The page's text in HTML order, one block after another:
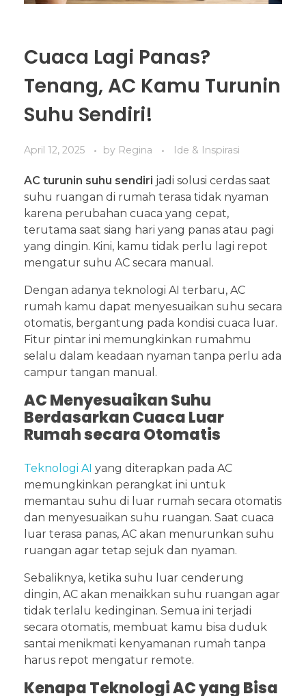
Cuaca Lagi Panas?
Tenang, AC Kamu Turunin
Suhu Sendiri!
April 12, 2025 by Regina Ide & Inspirasi
AC turunin suhu sendiri jadi solusi cerdas saat
suhu ruangan di rumah terasa tidak nyaman
karena perubahan cuaca yang cepat,
terutama saat siang hari yang panas atau pagi
yang dingin. Kini, kamu tidak perlu lagi repot
mengatur suhu AC secara manual.
Dengan adanya teknologi AI terbaru, AC
rumah kamu dapat menyesuaikan suhu secara
otomatis, bergantung pada kondisi cuaca luar.
Fitur pintar ini memungkinkan rumahmu
selalu dalam keadaan nyaman tanpa perlu ada
campur tangan manual.
AC Menyesuaikan Suhu
Berdasarkan Cuaca Luar
Rumah secara Otomatis
Teknologi AI yang diterapkan pada AC
memungkinkan perangkat ini untuk
memantau suhu di luar rumah secara otomatis
dan menyesuaikan suhu ruangan. Saat cuaca
luar terasa panas, AC akan menurunkan suhu
ruangan agar tetap sejuk dan nyaman.
Sebaliknya, ketika suhu luar cenderung
dingin, AC akan menaikkan suhu ruangan agar
tidak terlalu kedinginan. Semua ini terjadi
secara otomatis, membuat kamu bisa duduk
santai menikmati kenyamanan rumah tanpa
harus repot mengatur remote.
Kenapa Teknologi AC yang Bisa